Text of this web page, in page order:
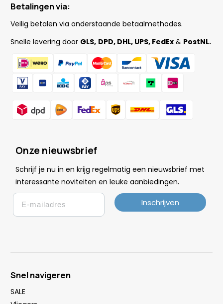
Betalingen via:
Veilig betalen via onderstaande betaalmethodes.
Snelle levering door GLS, DPD, DHL, UPS, FedEx & PostNL.
Onze nieuwsbrief
Schrijf je nu in en krijg regelmatig een nieuwsbrief met
interessante noviteiten en leuke aanbiedingen.
Email
Inschrijven
Snel navigeren
SALE